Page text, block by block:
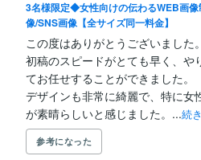
3名様限定◆女性向けの伝わるWEB画
像/SNS画像【全サイズ同一料金】
この度はありがとうございました。
初稿のスピードがとても早く、や
てお任せすることができました。
デザインも非常に綺麗で、特に女
が素晴らしいと感じました。...続
参考になった